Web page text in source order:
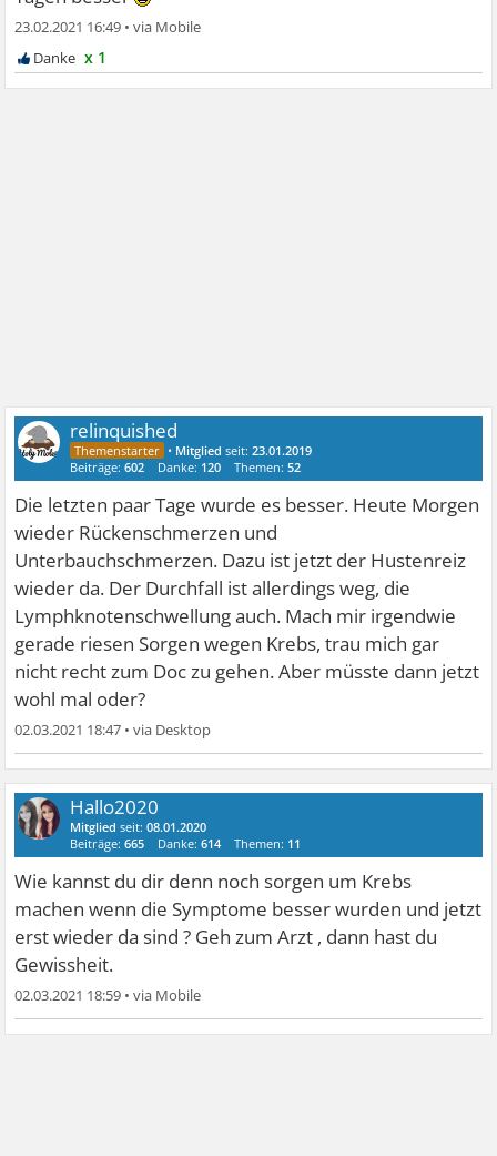
23.02.2021 16:49 •
x 1
relinquished
• Mitglied seit:23.01.2019
Beiträge:602 Danke: 120 Themen:52
Die letzten paar Tage wurde es besser. Heute Morgen
wieder Rückenschmerzen und
Unterbauchschmerzen. Dazu ist jetzt der Hustenreiz
wieder da. Der Durchfall ist allerdings weg, die
Lymphknotenschwellung auch. Mach mir irgendwie
gerade riesen Sorgen wegen Krebs, trau mich gar
nicht recht zum Doc zu gehen. Aber müsste dann jetzt
wohl mal oder?
02.03.2021 18:47 •
Hallo2020
Mitglied seit:08.01.2020
Beiträge:665 Danke:614 Themen: 11
Wie kannst du dir denn noch sorgen um Krebs
machen wenn die Symptome besser wurden und jetzt
erst wieder da sind ? Geh zum Arzt , dann hast du
Gewissheit.
02.03.2021 18:59 •